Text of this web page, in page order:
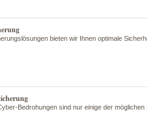
bieten wir Ihnen optimale
Bedrohungen sind nur einige der